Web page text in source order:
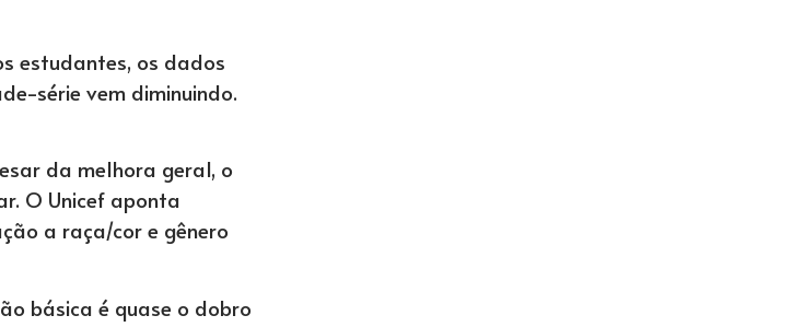
estudantes, os dados
série vem diminuindo.
da melhora geral, o
O Unicef aponta
a raça/cor e gênero
básica é quase o dobro